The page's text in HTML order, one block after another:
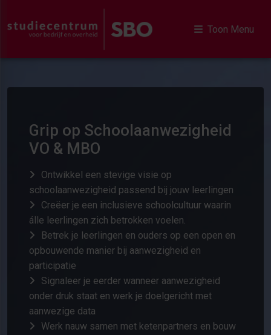
Toon Menu
Grip op Schoolaanwezigheid
VO & MBO
Ontwikkel een stevige visie op
schoolaanwezigheid passend bij jouw leerlingen
Creëer je een inclusieve schoolcultuur waarin
álle leerlingen zich betrokken voelen.
Betrek je leerlingen en ouders op een open en
opbouwende manier bij aanwezigheid en
participatie
Signaleer je eerder wanneer aanwezigheid
onder druk staat en werk je doelgericht met
aanwezige data
Werk nauw samen met ketenpartners en bouw